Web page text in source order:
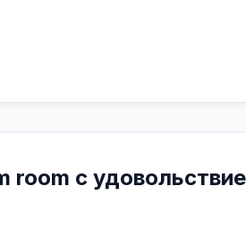
room с